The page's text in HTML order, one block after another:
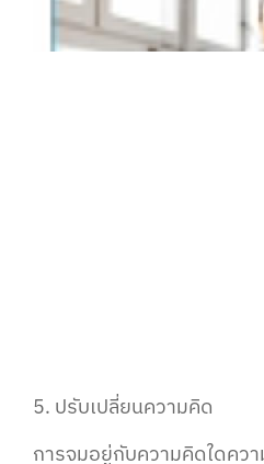
5. ปรับเปลี่ยนความคิด
การจมอยู่กับความคิดใดคว